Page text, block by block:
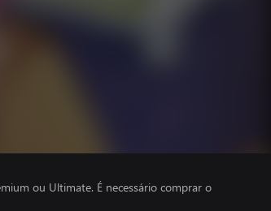
ou Ultimate. É necessário comprar o